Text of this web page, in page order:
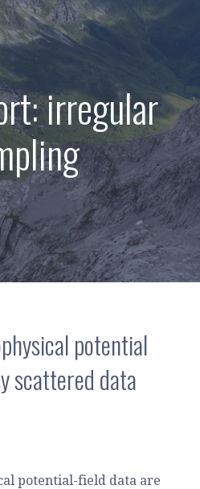
irregular
potential
scattered data
potential-field data are